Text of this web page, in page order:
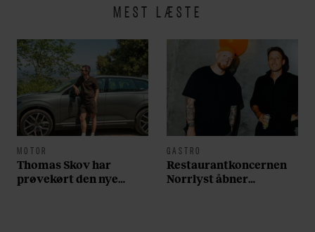
MEST LÆSTE
MOTOR
Thomas Skov har
prøvekørt den nye
GASTRO
Restaurantkoncernen
Norrlyst åbner